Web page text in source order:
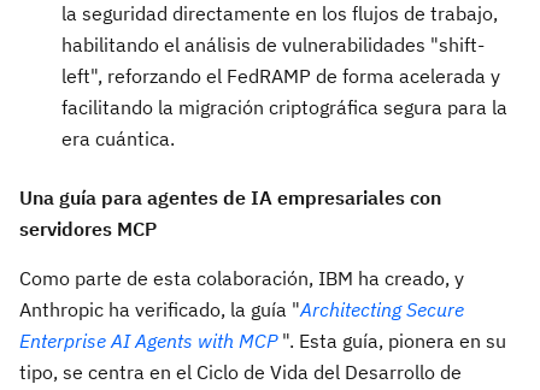
la seguridad directamente en los flujos de trabajo,
habilitando el análisis de vulnerabilidades "shift-
left", reforzando el FedRAMP de forma acelerada y
facilitando la migración criptográfica segura para la
era cuántica.
Una guía para agentes de IA empresariales con
servidores MCP
Como parte de esta colaboración, IBM ha creado, y
Anthropic ha verificado, la guía "Architecting Secure
Enterprise AI Agents with MCP". Esta guía, pionera en su
tipo, se centra en el Ciclo de Vida del Desarrollo de